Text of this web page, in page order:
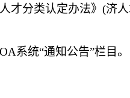
才分类认定办法》(济
系统“通知公告”栏目 。